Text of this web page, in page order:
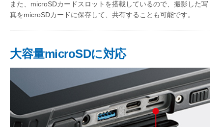
また、microSDカードスロットを搭載しているので、撮影した写
真をmicroSDカードに保存して、共有することも可能です。
大容量microSDに対応